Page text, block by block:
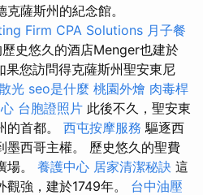
薩斯州的紀念館。
Firm CPA Solutions 月子餐
歷史悠久的酒店Menger也建於
果您訪問得克薩斯州聖安東尼
光 seo是什麼 桃園外燴 肉毒桿
台胞證照片 此後不久，聖安東
的首都。 西屯按摩服務驅逐西
墨西哥主權。 歷史悠久的聖費
場。 養護中心 居家清潔秘訣 這
強，建於1749年。 台中油壓